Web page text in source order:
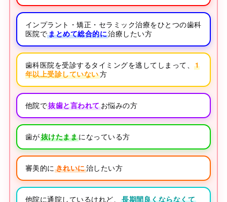
インプラント・矯正・セラミック治療をひとつの歯科
医院でまとめて総合的に治療したい方
歯科医院を受診するタイミングを逃してしまって、1
年以上受診していない方
他院で抜歯と言われてお悩みの方
歯が抜けたままになっている方
審美的に きれいに治したい方
他院に通院しているけれど、長期間良くならなくて